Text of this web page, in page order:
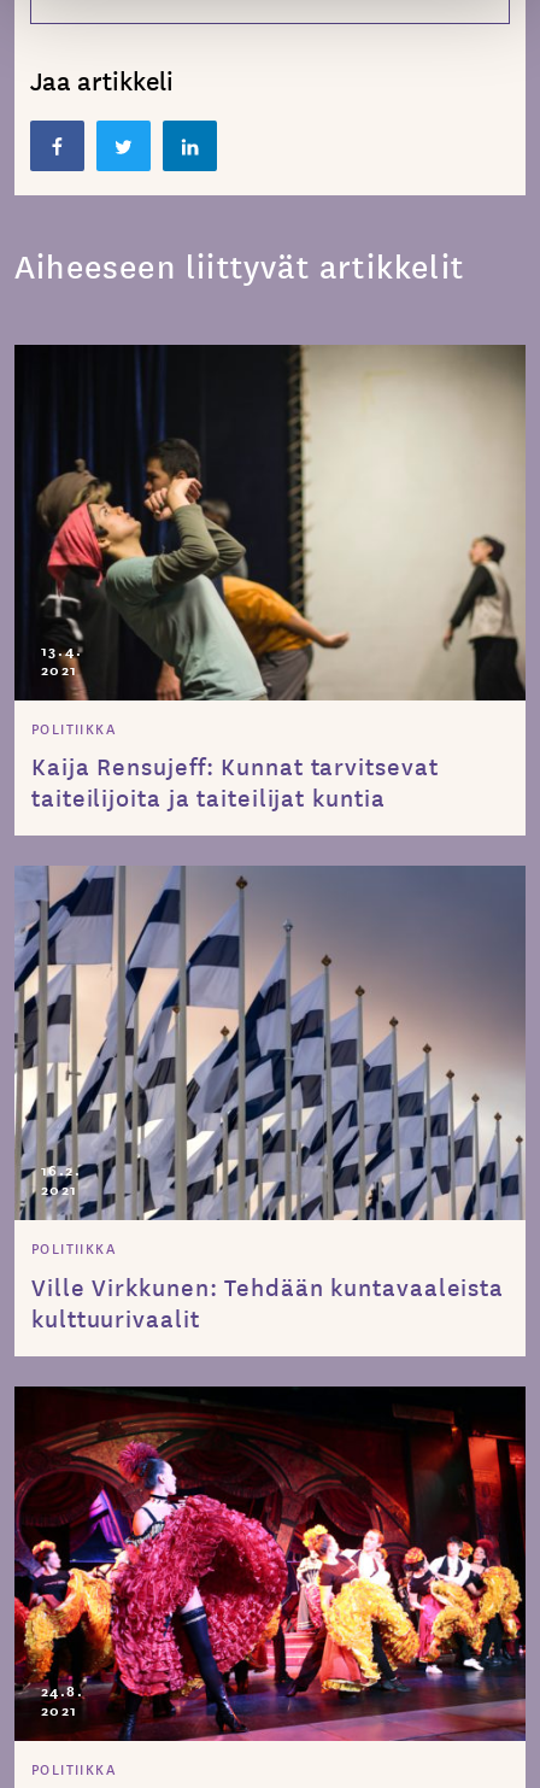
Jaa artikkeli
Aiheeseen liittyvät artikkelit
13.4.
2021
POLITIIKKA
Kaija Rensujeff: Kunnat tarvitsevat
taiteilijoita ja taiteilijat kuntia
16.2.
2021
POLITIIKKA
Ville Virkkunen: Tehdään kuntavaaleista
kulttuurivaalit
24.8.
2021
POLITIIKKA